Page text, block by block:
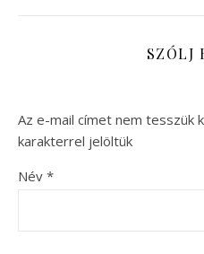
SZÓLJ
Az e-mail címet nem tesszük
karakterrel jelöltük
Név *